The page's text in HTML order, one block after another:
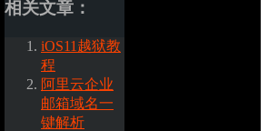
相关文章：
iOS11越狱教
程
阿里云企业
邮箱域名一
键解析